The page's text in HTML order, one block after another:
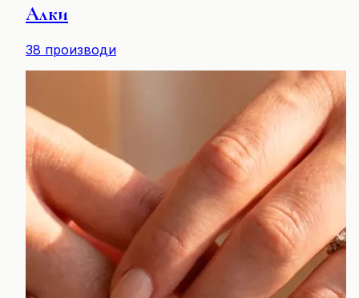
Алки
38 производи